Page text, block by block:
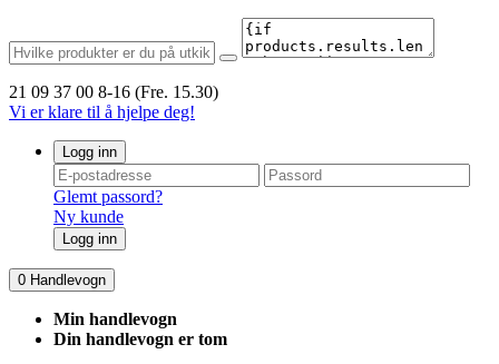
21 09 37 00 8-16 (Fre. 15.30)
Vi er klare til å hjelpe deg!
Logg inn
Glemt passord?
Ny kunde
Logg inn
0 Handlevogn
Min handlevogn
Din handlevogn er tom